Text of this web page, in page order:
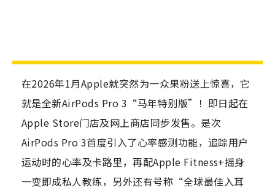
在2026年1月Apple就突然为一众果粉送上惊喜，它
就是全新AirPods Pro 3“马年特别版”！即日起在
Apple Store门店及网上商店同步发售。是次
AirPods Pro 3首度引入了心率感测功能，追踪用户
运动时的心率及卡路里，再配Apple Fitness+摇身
一变即成私人教练，另外还有号称“全球最佳入耳